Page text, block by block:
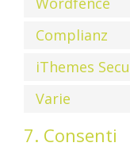
Complianz
iThemes
Varie
7. Consenti